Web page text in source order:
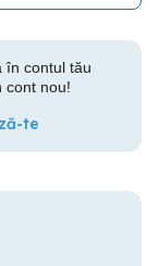
în contul tău
cont nou!
te